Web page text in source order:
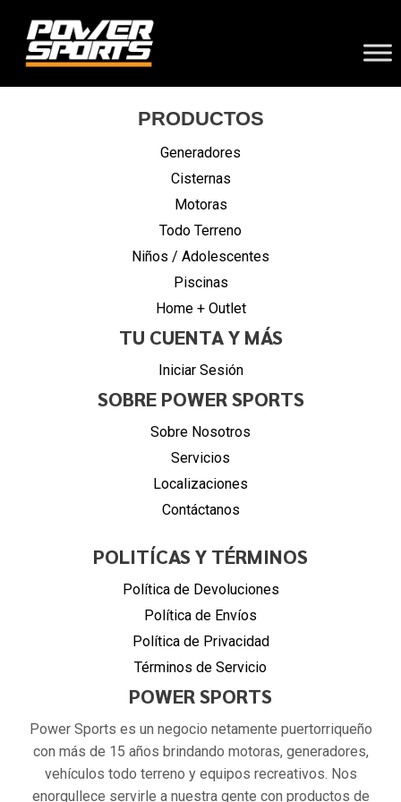
PRODUCTOS
Generadores
Cisternas
Motoras
Todo Terreno
Niños / Adolescentes
Piscinas
Home + Outlet
TU CUENTA Y MÁS
Iniciar Sesión
SOBRE POWER SPORTS
Sobre Nosotros
Servicios
Localizaciones
Contáctanos
POLITÍCAS Y TÉRMINOS
Política de Devoluciones
Política de Envíos
Política de Privacidad
Términos de Servicio
POWER SPORTS
Power Sports es un negocio netamente puertorriqueño
con más de 15 años brindando motoras, generadores,
vehículos todo terreno y equipos recreativos. Nos
enorgullece servirle a nuestra gente con productos de